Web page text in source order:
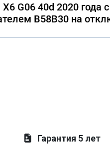
G06 40d 2020 года с
B58B30 на
Гарантия 5 лет